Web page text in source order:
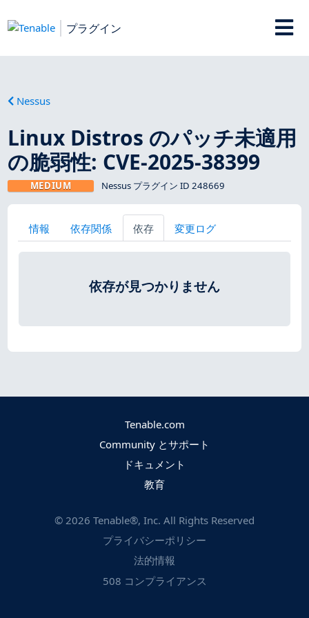
プラグイン
Nessus
Linux Distros のパッチ未適用
の脆弱性: CVE-2025-38399
MEDIUM Nessus プラグイン ID 248669
情報 依存関係 依存 変更ログ
依存が見つかりません
Tenable.com
Community とサポート
ドキュメント
教育
© 2026 Tenable®, Inc. All Rights Reserved
プライバシーポリシー
法的情報
508 コンプライアンス